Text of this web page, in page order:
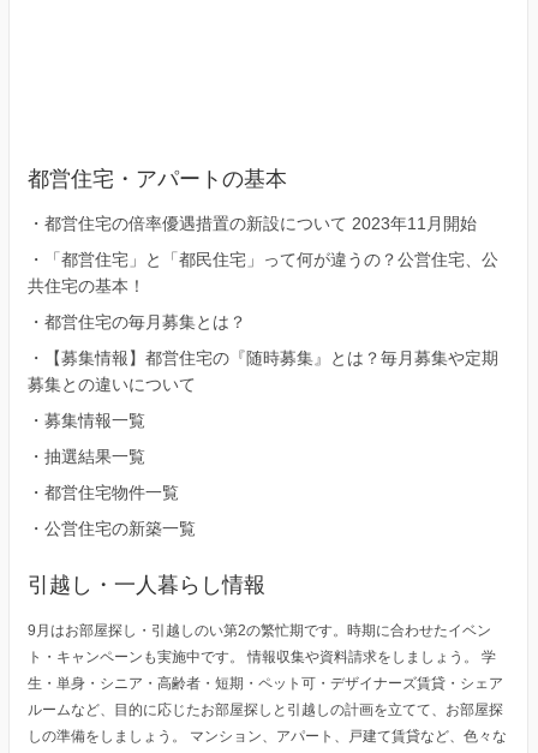
都営住宅・アパートの基本
・ 都営住宅の倍率優遇措置の新設について 2023年11月開始
・
「都営住宅」と「都民住宅」って何が違うの？公営住宅、公
共住宅の基本！
・ 都営住宅の毎月募集とは？
・
【募集情報】都営住宅の『随時募集』とは？毎月募集や定期
募集との違いについて
・ 募集情報一覧
・ 抽選結果一覧
・ 都営住宅物件一覧
・ 公営住宅の新築一覧
引越し・一人暮らし情報
9月はお部屋探し・引越しのい第2の繁忙期です。時期に合わせたイベン
ト・キャンペーンも実施中です。 情報収集や資料請求をしましょう。 学
生・単身・シニア・高齢者・短期・ペット可・デザイナーズ賃貸・シェア
ルームなど、目的に応じたお部屋探しと引越しの計画を立てて、お部屋探
しの準備をしましょう。 マンション、アパート、戸建て賃貸など、色々な